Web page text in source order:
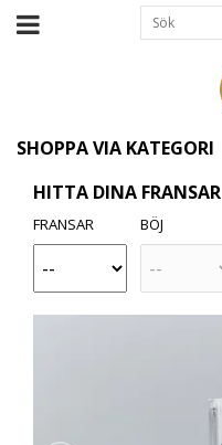
SHOPPA VIA KATEGORI
HITTA DINA FRANSAR
FRANSAR BÖJ